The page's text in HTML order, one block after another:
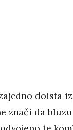
doista
znači da